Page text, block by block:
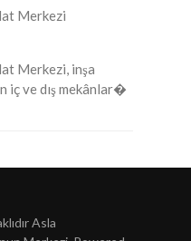
Merkezi
Merkezi, inşa
iç ve dış mekânlar�
Asla